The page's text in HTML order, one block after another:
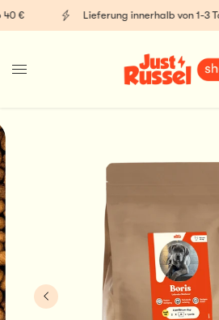
Lieferung innerhalb von 1-3 Tagen